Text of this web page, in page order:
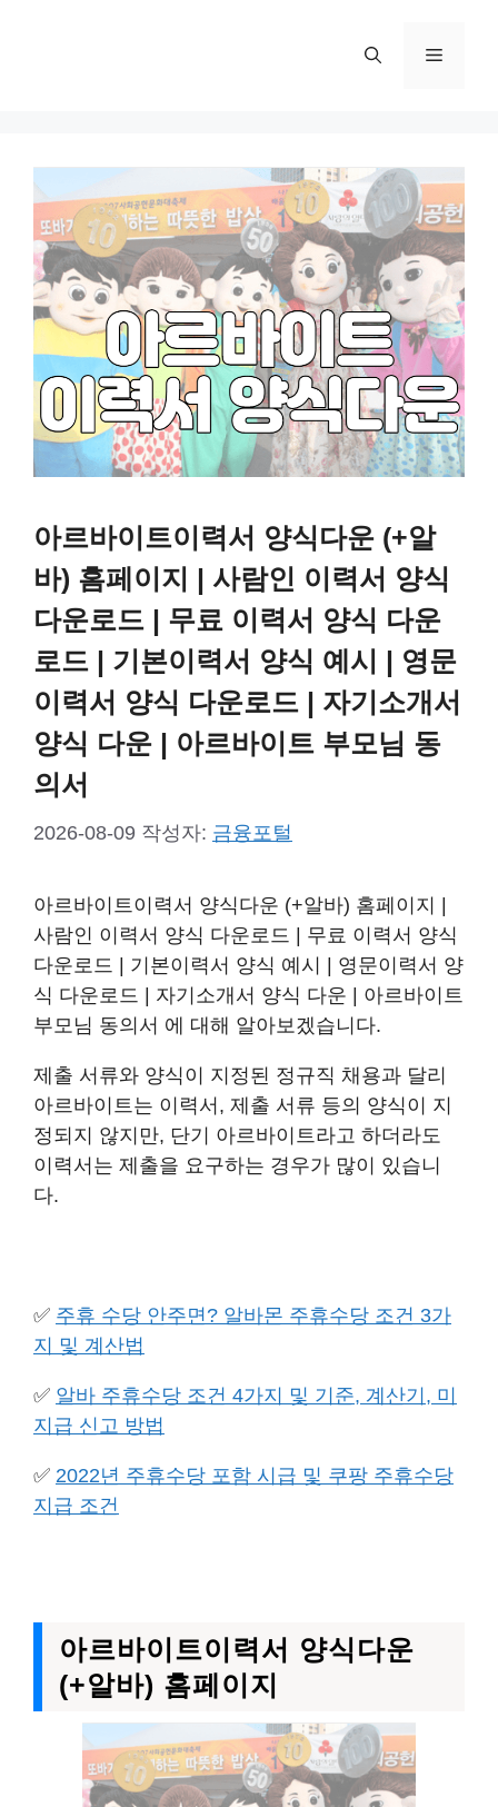
메
아르바이트이력서 양식다운 (+알
바) 홈페이지 | 사람인 이력서 양식
다운로드 | 무료 이력서 양식 다운
로드 | 기본이력서 양식 예시 | 영문
이력서 양식 다운로드 | 자기소개서
양식 다운 | 아르바이트 부모님 동
의서
2026-08-09 작성자: 금융포털
아르바이트이력서 양식다운 (+알바) 홈페이지 |
사람인 이력서 양식 다운로드 | 무료 이력서 양식
다운로드 | 기본이력서 양식 예시 | 영문이력서 양
식 다운로드 | 자기소개서 양식 다운 | 아르바이트
부모님 동의서 에 대해 알아보겠습니다.
제출 서류와 양식이 지정된 정규직 채용과 달리
아르바이트는 이력서, 제출 서류 등의 양식이 지
정되지 않지만, 단기 아르바이트라고 하더라도
이력서는 제출을 요구하는 경우가 많이 있습니
다.
✅ 주휴 수당 안주면? 알바몬 주휴수당 조건 3가
지 및 계산법
✅ 알바 주휴수당 조건 4가지 및 기준, 계산기, 미
지급 신고 방법
✅ 2022년 주휴수당 포함 시급 및 쿠팡 주휴수당
지급 조건
아르바이트이력서 양식다운
(+알바) 홈페이지